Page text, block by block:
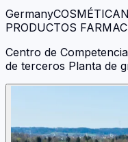
GermanyCOSMÉTICA
PRODUCTOS
Centro de
de terceros Planta de